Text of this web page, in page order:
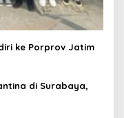
ke Porprov Jatim
di Surabaya,